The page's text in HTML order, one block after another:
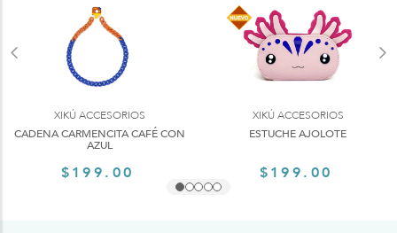
XIKÚ ACCESORIOS
CADENA CARMENCITA CAFÉ CON
AZUL
$199.00
XIKÚ ACCESORIOS
ESTUCHE AJOLOTE
$199.00